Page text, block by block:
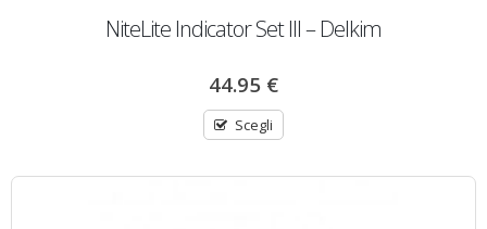
NiteLite Indicator Set III – Delkim
44.95 €
Scegli